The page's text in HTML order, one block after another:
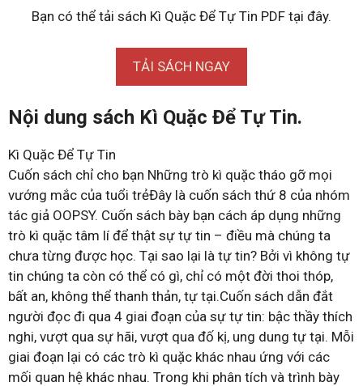
Bạn có thể tải sách Kì Quặc Để Tự Tin PDF tại đây.
TẢI SÁCH NGAY
Nội dung sách Kì Quặc Để Tự Tin.
Kì Quặc Để Tự Tin
Cuốn sách chỉ cho bạn Những trò kì quặc tháo gỡ mọi
vướng mắc của tuổi trẻĐây là cuốn sách thứ 8 của nhóm
tác giả OOPSY. Cuốn sách bày bạn cách áp dụng những
trò kì quặc tâm lí để thật sự tự tin – điều mà chúng ta
chưa từng được học. Tại sao lại là tự tin? Bởi vì không tự
tin chúng ta còn có thể có gì, chỉ có một đời thoi thóp,
bất an, không thể thanh thản, tự tại.Cuốn sách dẫn đắt
người đọc đi qua 4 giai đoạn của sự tự tin: bậc thầy thích
nghi, vượt qua sự hãi, vượt qua đố kị, ung dung tự tại. Mỗi
giai đoạn lại có các trò kì quặc khác nhau ứng với các
mối quan hệ khác nhau. Trong khi phân tích và trình bày